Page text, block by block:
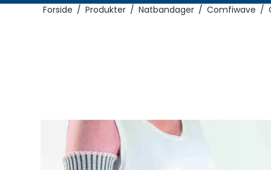
Forside / Produkter / Natbandager / Comfiwave /